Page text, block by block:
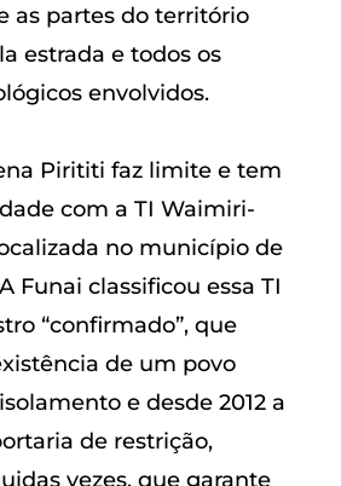
as partes do território
estrada e todos os
envolvidos.
Pirititi faz limite e tem
com a TI Waimiri-
no município de
Funai classificou essa TI
“confirmado”, que
de um povo
e desde 2012 a
de restrição,
vezes, que garante